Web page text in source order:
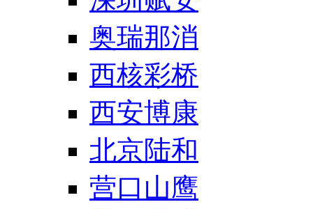
奥瑞那消
西核彩桥
西安博康
北京陆和
营口山鹰